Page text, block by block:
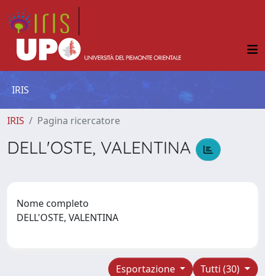
IRIS
IRIS Pagina ricercatore
DELL'OSTE, VALENTINA
Nome completo
DELL'OSTE, VALENTINA
Tutti (30)
Esportazione